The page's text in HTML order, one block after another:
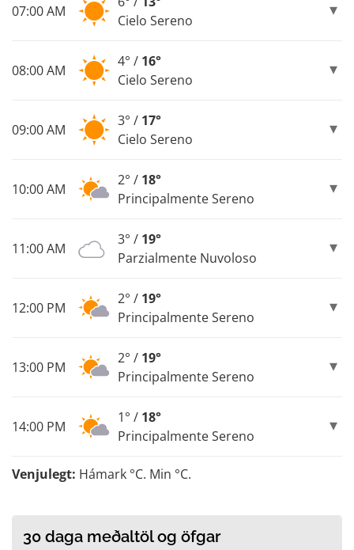
07:00 AM
Cielo Sereno
08:00 AM
4° / 16°
Cielo Sereno
09:00 AM
3° / 17°
Cielo Sereno
10:00 AM
2° / 18°
Principalmente Sereno
11:00 AM
3° / 19°
Parzialmente Nuvoloso
12:00 PM
2° / 19°
Principalmente Sereno
13:00 PM
2° / 19°
Principalmente Sereno
14:00 PM
1° / 18°
Principalmente Sereno
Venjulegt: Hámark °C. Min °C.
30 daga meðaltöl og öfgar